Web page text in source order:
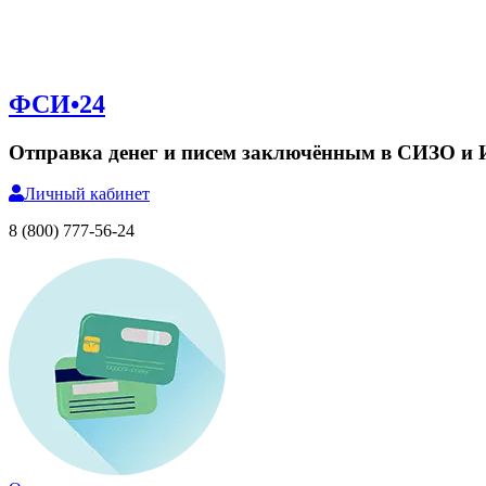
ФСИ•24
Отправка денег и писем заключённым в СИЗО и
Личный кабинет
8 (800) 777-56-24